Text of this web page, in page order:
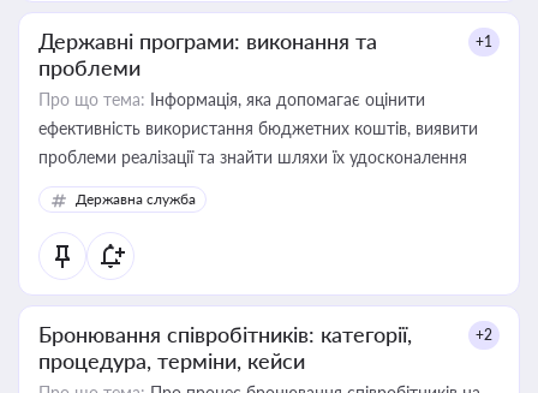
Державні програми: виконання та
проблеми
+1
Про що тема: Інформація, яка допомагає оцінити
ефективність використання бюджетних коштів, виявити
проблеми реалізації та знайти шляхи їх удосконалення
Державна служба
Бронювання співробітників: категорії,
процедура, терміни, кейси
+2